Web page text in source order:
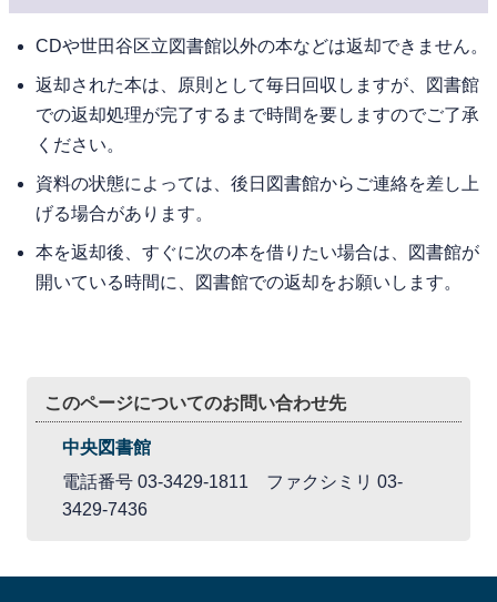
CDや世田谷区立図書館以外の本などは返却できません。
返却された本は、原則として毎日回収しますが、図書館
での返却処理が完了するまで時間を要しますのでご了承
ください。
資料の状態によっては、後日図書館からご連絡を差し上
げる場合があります。
本を返却後、すぐに次の本を借りたい場合は、図書館が
開いている時間に、図書館での返却をお願いします。
このページについてのお問い合わせ先
中央図書館
電話番号 03-3429-1811 ファクシミリ 03-
3429-7436